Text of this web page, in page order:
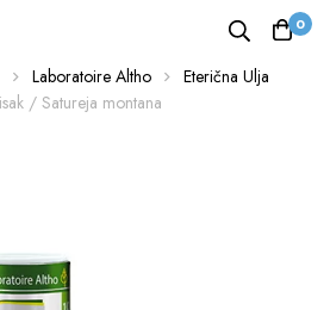
0
Laboratoire Altho
Eterična Ulja
/ Satureja montana